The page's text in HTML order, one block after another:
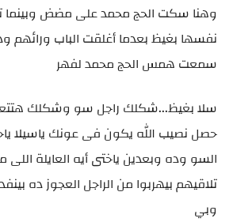
وهنا سكت الحج محمد على مضض
نفسها بغيظ بعدما أغلقت الباب ورائهم
سمعت همس الحج محمد لفهر
سلا بغيظ...شكلك راجل سو وشكلك
حصل نصيب الله يكون فى عونك ياسيلا
السو وده وبعدين ياختى أيه العايلة
تلاقيهم بيهربوا من الراجل العجوز ده
وبي